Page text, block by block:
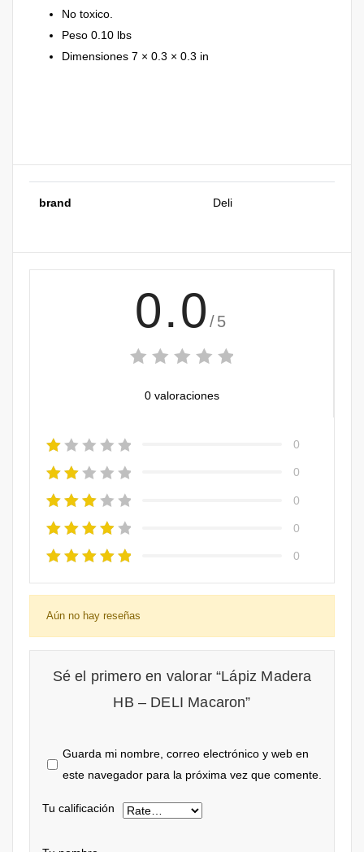
No toxico.
Peso 0.10 lbs
Dimensiones 7 × 0.3 × 0.3 in
brand Deli
0.0 /5
0 valoraciones
0
0
0
0
0
Aún no hay reseñas
Sé el primero en valorar “Lápiz Madera
HB – DELI Macaron”
Guarda mi nombre, correo electrónico y web en
este navegador para la próxima vez que comente.
Tu calificación